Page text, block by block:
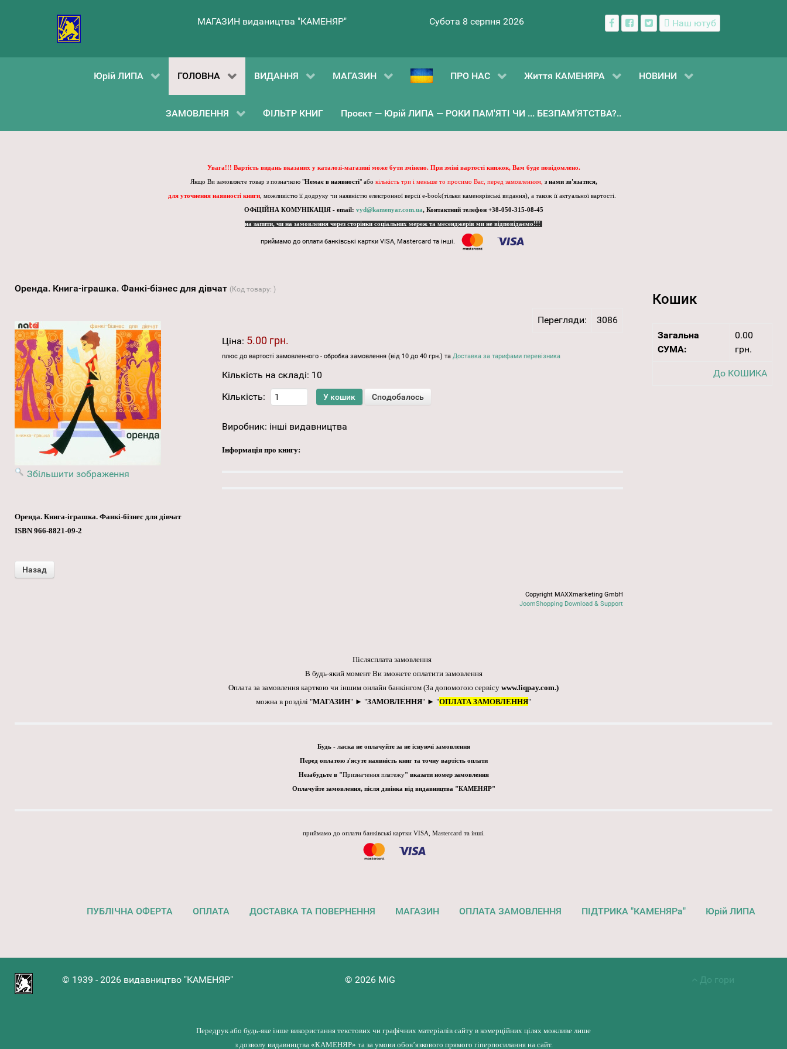
МАГАЗИН видаництва "КАМЕНЯР" Субота 8 серпня 2026 Наш ютуб
Юрій ЛИПА ГОЛОВНА ВИДАННЯ МАГАЗИН ПРО НАС Життя КАМЕНЯРА НОВИНИ
ЗАМОВЛЕННЯ ФІЛЬТР КНИГ Проєкт — Юрій ЛИПА — РОКИ ПАМ'ЯТІ ЧИ ... БЕЗПАМ’ЯТСТВА?..
Увага!!! Вартість видань вказаних у каталозі-магазині може бути змінено. При зміні вартості книжок, Вам буде повідомлено.
Якщо Ви замовляєте товар з позначкою "Немає в наявності" або кількість три і меньше то просимо Вас, перед замовленням, з нами зв'язатися,
для уточнення наявності книги, можливістю її додруку чи наявністю електронної версії e-book(тільки каменярівські видання), а також її актуальної вартості.
ОФіЦІЙНА КОМУНІКАЦІЯ - email: vyd@kamenyar.com.ua, Контактний телефон +38-050-315-08-45
на запити, чи на замовлення через сторінки соціальних мереж та месенджерів ми не відповідаємо!!!
приймамо до оплати банківські картки VISA, Mastercard та інші.
Оренда. Книга-іграшка. Фанкі-бізнес для дівчат (Код товару: )
Перегляди: 3086
Збільшити зображення
Ціна: 5.00 грн.
плюс до вартості замовленного - обробка замовлення (від 10 до 40 грн.) та Доставка за тарифами перевізника
Кількість на складі: 10
Кількість:
Виробник: інші видавництва
Інформація про книгу:
Оренда. Книга-іграшка. Фанкі-бізнес для дівчат
ISBN 966-8821-09-2
Copyright MAXXmarketing GmbH
JoomShopping Download & Support
Кошик
Загальна
СУМА:
0.00
грн.
До КОШИКА
Післясплата замовлення
В будь-який момент Ви зможете оплатити замовлення
Оплата за замовлення карткою чи іншим онлайн банкінгом (За допомогою сервісу www.liqpay.com.)
можна в розділі "МАГАЗИН" ► "ЗАМОВЛЕННЯ" ► "ОПЛАТА ЗАМОВЛЕННЯ"
Будь - ласка не оплачуйте за не існуючі замовлення
Перед оплатою з'ясуте наявність книг та точну вартість оплати
Незабудьте в "Призначення платежу" вказати номер замовлення
Оплачуйте замовлення, після дзвінка від видавництва "КАМЕНЯР"
приймамо до оплати банківські картки VISA, Mastercard та інші.
ПУБЛІЧНА ОФЕРТА ОПЛАТА ДОСТАВКА ТА ПОВЕРНЕННЯ МАГАЗИН ОПЛАТА ЗАМОВЛЕННЯ ПІДТРИКА "КАМЕНЯРа" Юрій ЛИПА
© 1939 - 2026 видавництво "КАМЕНЯР" © 2026 MiG До гори
Передрук або будь-яке інше використання текстових чи графічних матеріалів сайту в комерційних цілях можливе лише
з дозволу видавництва «КАМЕНЯР» та за умови обов’язкового прямого гіперпосилання на сайт.